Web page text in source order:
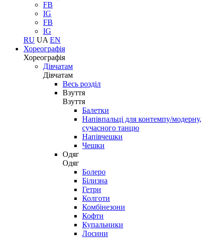
FB
IG
FB
IG
RU UA EN
Хореографія
Хореографія
Дівчатам
Дівчатам
Весь розділ
Взуття
Взуття
Балетки
Напівпальці для контемпу/модерну,
сучасного танцю
Напівчешки
Чешки
Одяг
Одяг
Болеро
Білизна
Гетри
Колготи
Комбінезони
Кофти
Купальники
Лосини